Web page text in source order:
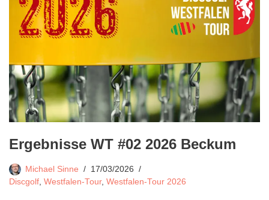
Ergebnisse WT #02 2026 Beckum
Michael Sinne
17/03/2026
Discgolf Westfalen-Tour, Westfalen-Tour 2026